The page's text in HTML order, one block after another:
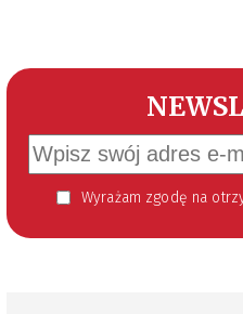
Wyrażam zgodę na otrzymywanie informacji handlowej kierowanej do mnie za pomocą środków komunikacji elektronicznej w szczególności poczty elektronicznej zgodnie z przepisem art. 10 ust 2 ustawy z dnia 18 lipca 2002 roku o świadczeniu